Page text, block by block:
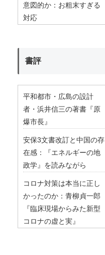
意図的か：お粗末すぎる
対応
書評
平和都市・広島の設計
者・浜井信三の著書『原
爆市長』
安保3文書改訂と中国の存
在感：『エネルギーの地
政学』を読みながら
コロナ対策は本当に正し
かったのか：青柳貞一郎
『臨床現場からみた新型
コロナの虚と実』